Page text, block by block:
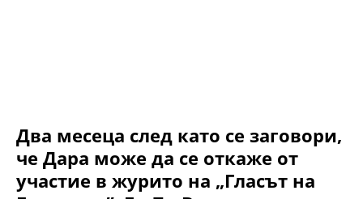
Два месеца след като се заговори,
че Дара може да се откаже от
участие в журито на „Гласът на